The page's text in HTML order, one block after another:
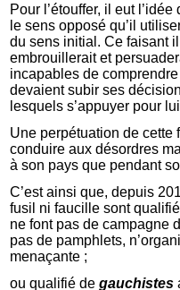
Pour l’étouffer, il eut
le sens opposé qu’il
du sens initial. Ce faisant
embrouillerait et
incapables de
devaient subir ses
lesquels s’appuyer pour
Une perpétuation de cette
conduire aux désordres
à son pays que pendant
C’est ainsi que, depuis
fusil ni faucille sont
ne font pas de campagne
pas de pamphlets,
menaçante ;
ou qualifié degauchistes